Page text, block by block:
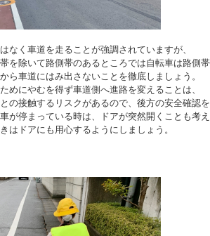
なく車道を走ることが強調されていますが、
を除いて路側帯のあるところでは自転車は路側
ら車道にはみ出さないことを徹底しましょう。
めにやむを得ず車道側へ進路を変えることは、
の接触するリスクがあるので、後方の安全確認
が停まっている時は、ドアが突然開くことも考
はドアにも用心するようにしましょう。